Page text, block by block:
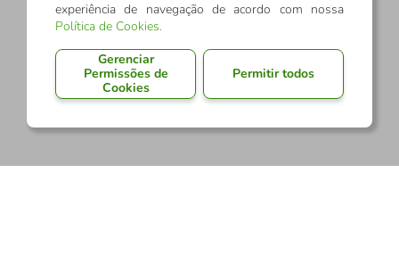
experiência de navegação de acordo com nossa
Política de Cookies.
Gerenciar
Permissões de
Cookies
Permitir todos